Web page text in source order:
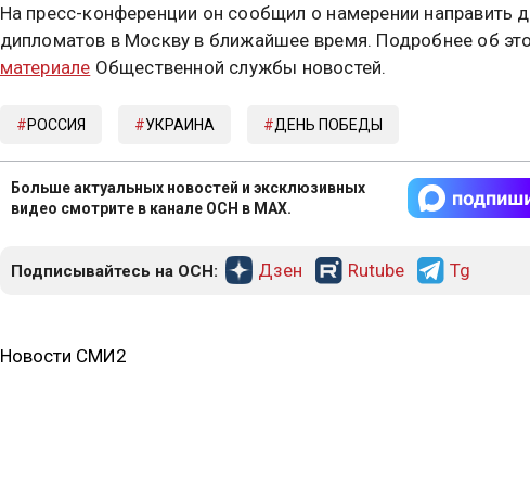
На пресс-конференции он сообщил о намерении направить
дипломатов в Москву в ближайшее время. Подробнее об
материале Общественной службы новостей.
РОССИЯ УКРАИНА ДЕНЬ ПОБЕДЫ
Больше актуальных новостей и эксклюзивных
видео смотрите в канале ОСН в MAX.
Подписывайтесь на ОСН: Дзен Rutube Tg
Новости СМИ2